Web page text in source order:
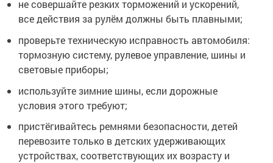
не совершайте резких торможений и ускорений,
все действия за рулём должны быть плавными;
проверьте техническую исправность автомобиля:
тормозную систему, рулевое управление, шины и
световые приборы;
используйте зимние шины, если дорожные
условия этого требуют;
пристёгивайтесь ремнями безопасности, детей
перевозите только в детских удерживающих
устройствах, соответствующих их возрасту и